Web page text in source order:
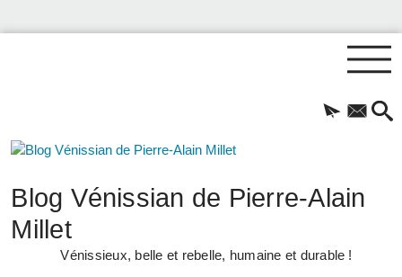
Blog Vénissian de Pierre-Alain
Millet
Vénissieux, belle et rebelle, humaine et durable !